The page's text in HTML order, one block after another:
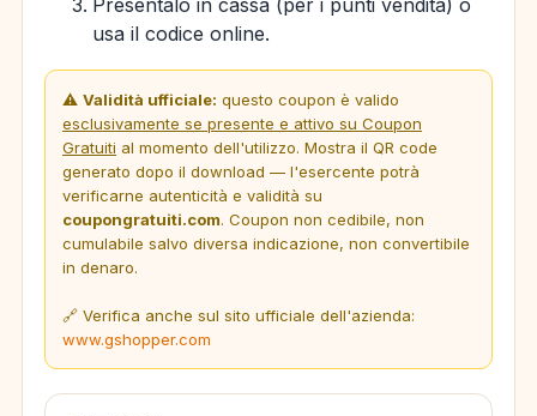
Presentalo in cassa (per i punti vendita) o
usa il codice online.
⚠️ Validità ufficiale: questo coupon è valido
esclusivamente se presente e attivo su Coupon
Gratuiti al momento dell'utilizzo. Mostra il QR code
generato dopo il download — l'esercente potrà
verificarne autenticità e validità su
coupongratuiti.com. Coupon non cedibile, non
cumulabile salvo diversa indicazione, non convertibile
in denaro.
🔗 Verifica anche sul sito ufficiale dell'azienda:
www.gshopper.com